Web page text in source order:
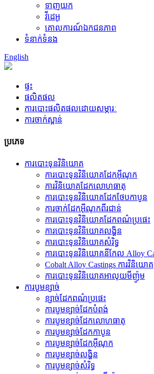
ទាញយក
វីដេអូ
គោលការណ៍ឯកជនភាព
ទំនាក់ទំនង
English
ផ្ទះ
ផលិតផល
ការបោះផលិតផលដោយសម្ភារៈ
ការចាក់ស្ពាន់
ប្រភេទ
ការបោះទុនវិនិយោគ
ការបោះទុនវិនិយោគដែកអ៊ីណុក
ការ​វិនិយោគ​ដែក​លោហធាតុ
ការបោះទុនវិនិយោគដែកថែបកាបូន
ការចាក់ដែកអ៊ីណុកពីរជាន់
ការបោះទុនវិនិយោគដែកពណ៌ប្រផេះ
ការបោះទុនវិនិយោគលង្ហិន
ការបោះទុនវិនិយោគសំរិទ្ធ
ការបោះទុនវិនិយោគនីកែល Alloy
Cobalt Alloy Castings ការវិនិយោគ
ការបោះទុនវិនិយោគអាលុយមីញ៉ូម
ការបូមខ្សាច់
ខ្សាច់ដែកពណ៌ប្រផេះ
ការបូមខ្សាច់ដែកបំពង់
ការ​បូម​ខ្សាច់​ដែក​លោហធាតុ
ការបូមខ្សាច់ដែកកាបូន
ការបូមខ្សាច់ដែកអ៊ីណុក
ការបូមខ្សាច់លង្ហិន
ការបូមខ្សាច់សំរិទ្ធ